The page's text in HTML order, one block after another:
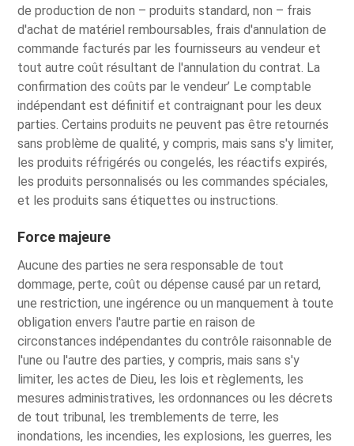
de production de non – produits standard, non – frais
d'achat de matériel remboursables, frais d'annulation de
commande facturés par les fournisseurs au vendeur et
tout autre coût résultant de l'annulation du contrat. La
confirmation des coûts par le vendeur’ Le comptable
indépendant est définitif et contraignant pour les deux
parties. Certains produits ne peuvent pas être retournés
sans problème de qualité, y compris, mais sans s'y limiter,
les produits réfrigérés ou congelés, les réactifs expirés,
les produits personnalisés ou les commandes spéciales,
et les produits sans étiquettes ou instructions.
Force majeure
Aucune des parties ne sera responsable de tout
dommage, perte, coût ou dépense causé par un retard,
une restriction, une ingérence ou un manquement à toute
obligation envers l'autre partie en raison de
circonstances indépendantes du contrôle raisonnable de
l'une ou l'autre des parties, y compris, mais sans s'y
limiter, les actes de Dieu, les lois et règlements, les
mesures administratives, les ordonnances ou les décrets
de tout tribunal, les tremblements de terre, les
inondations, les incendies, les explosions, les guerres, les